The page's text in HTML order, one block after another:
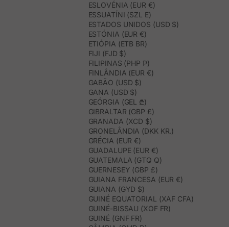
ESLOVÉNIA (EUR €)
ESSUATÍNI (SZL E)
ESTADOS UNIDOS (USD $)
ESTÓNIA (EUR €)
ETIÓPIA (ETB BR)
FIJI (FJD $)
FILIPINAS (PHP ₱)
FINLÂNDIA (EUR €)
GABÃO (USD $)
GANA (USD $)
GEÓRGIA (GEL ₾)
GIBRALTAR (GBP £)
GRANADA (XCD $)
GRONELÂNDIA (DKK KR.)
GRÉCIA (EUR €)
GUADALUPE (EUR €)
GUATEMALA (GTQ Q)
GUERNESEY (GBP £)
GUIANA FRANCESA (EUR €)
GUIANA (GYD $)
GUINÉ EQUATORIAL (XAF CFA)
GUINÉ-BISSAU (XOF FR)
GUINÉ (GNF FR)